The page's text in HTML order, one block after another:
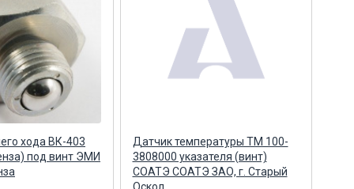
хода ВК-403
под винт ЭМИ
Датчик температуры ТМ 100-
3808000 указателя (винт)
СОАТЭ СОАТЭ ЗАО, г. Старый
Оскол